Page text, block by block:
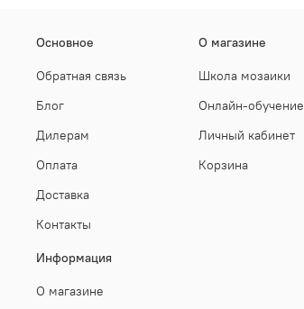
Основное
Обратная связь
Блог
Дилерам
Оплата
Доставка
Контакты
О магазине
Школа мозаики
Онлайн-обучение
Личный кабинет
Корзина
Информация
О магазине